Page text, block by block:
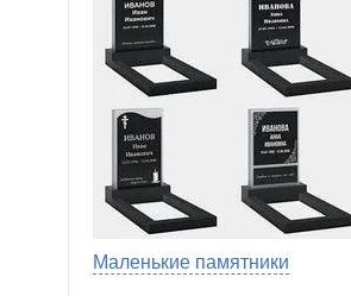
Маленькие памятники